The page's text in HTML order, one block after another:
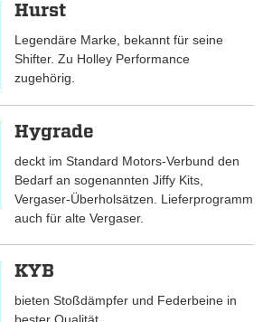
Hurst
Legendäre Marke, bekannt für seine
Shifter. Zu Holley Performance
zugehörig.
Hygrade
deckt im Standard Motors-Verbund den
Bedarf an sogenannten Jiffy Kits,
Vergaser-Überholsätzen. Lieferprogramm
auch für alte Vergaser.
KYB
bieten Stoßdämpfer und Federbeine in